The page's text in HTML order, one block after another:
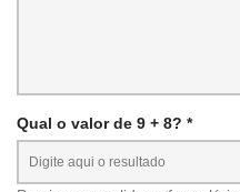
Qual o valor de 9 + 8? *